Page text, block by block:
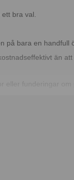
bra val.
på bara en handfull
än
funderingar om